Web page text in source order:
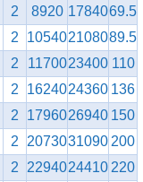
2 8920 1784069.5
2 105402108089.5
2 1170023400 110
2 1624024360 136
2 1796026940 150
2 2073031090 200
2 2294024410 220